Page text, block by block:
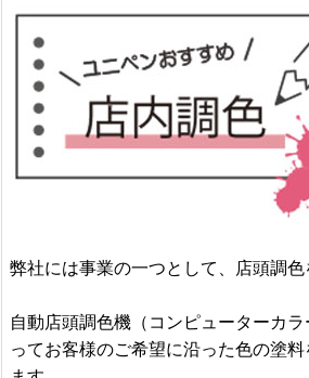
弊社には事業の一つとして、店頭調色
自動店頭調色機（コンピューターカ
ってお客様のご希望に沿った色の塗